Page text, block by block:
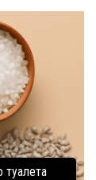
туалета